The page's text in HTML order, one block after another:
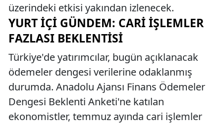
üzerindeki etkisi yakından izlenecek.
YURT İÇI GÜNDEM: CARI İŞLEMLER
FAZLASI BEKLENTISI
Türkiye'de yatırımcılar, bugün açıklanacak
ödemeler dengesi verilerine odaklanmış
durumda. Anadolu Ajansı Finans Ödemeler
Dengesi Beklenti Anketi'ne katılan
ekonomistler, temmuz ayında cari işlemler